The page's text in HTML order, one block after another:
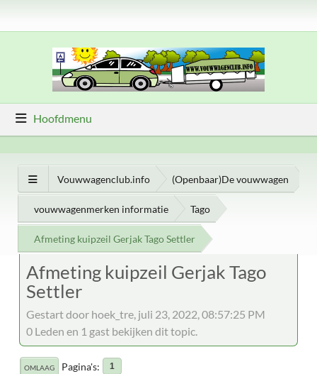
Hoofdmenu
Vouwwagenclub.info (Openbaar)De vouwwagen
vouwwagenmerken informatie Tago
Afmeting kuipzeil Gerjak Tago Settler
Afmeting kuipzeil Gerjak Tago
Settler
Gestart door hoek_tre, juli 23, 2022, 08:57:25 PM
0 Leden en 1 gast bekijken dit topic.
OMLAAG Pagina's 1